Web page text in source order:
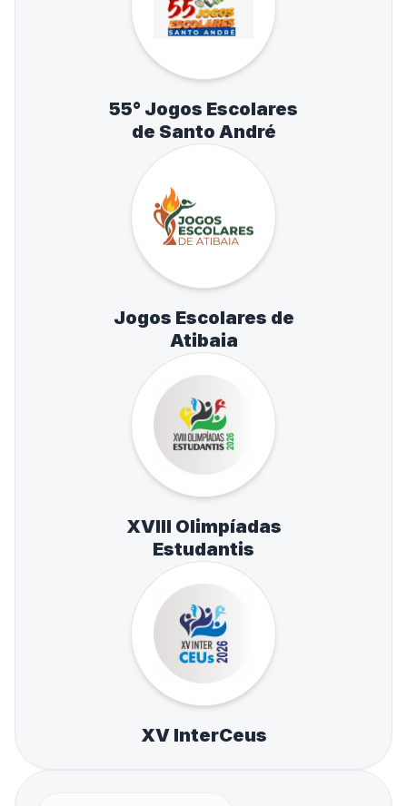
55° Jogos Escolares
de Santo André
Jogos Escolares de
Atibaia
XVIII Olimpíadas
Estudantis
XV InterCeus